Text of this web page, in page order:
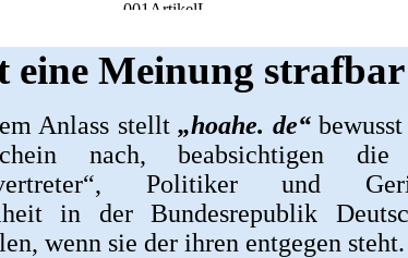
eine Meinung strafbar
Anlass stellt „hoahe. de“bewusst
nach, beabsichtigen die
Politiker und
in der Bundesrepublik
wenn sie der ihren entgegen steht.